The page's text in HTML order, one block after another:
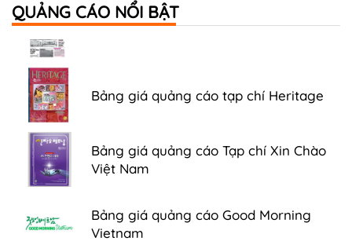
QUẢNG CÁO NỔI BẬT
Bảng giá quảng cáo Báo Tuổi Trẻ
Việt Nam
Vietnam